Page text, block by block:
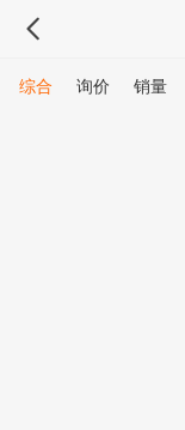
综合 询价 销量